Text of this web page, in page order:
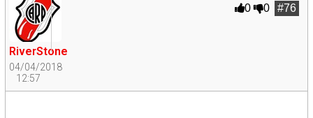
RiverStone
04/04/2018
12:57
#76
0 0